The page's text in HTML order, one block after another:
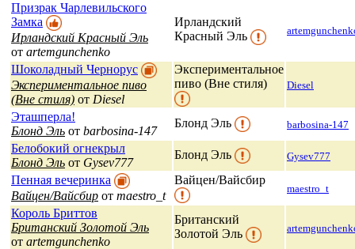
Призрак Чарлевильского
Замка
Ирландский Красный Эль
от artemgunchenko
Ирландский
Красный Эль
Шоколадный Чернорус
Экспериментальное пиво
(Вне стиля) от Diesel
Экспериментальное
пиво (Вне стиля)
Diesel
Эташперла!
Блонд Эль от barbosina-147
Блонд Эль barbosina-147
Белобокий огнекрыл
Блонд Эль от Gysev777
Блонд Эль Gysev777
Пенная вечеринка
Вайцен/Вайсбир от maestro_t
Вайцен/Вайсбир
maestro_t
Король Бриттов
Британский Золотой Эль
от artemgunchenko
Британский
Золотой Эль